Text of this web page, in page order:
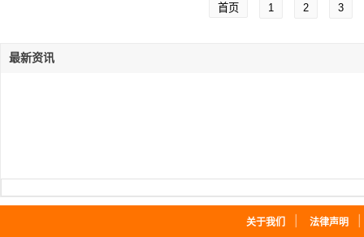
首页 1 2 3
最新资讯
关于我们 法律声明